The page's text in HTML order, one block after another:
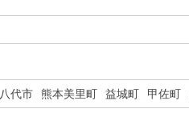
八代市 熊本美里町 益城町 甲佐町